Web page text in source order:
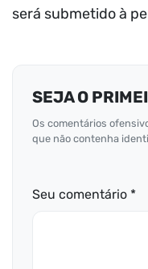
será submetido à
SEJA O
Os comentários
que não contenha
Seu comentário *